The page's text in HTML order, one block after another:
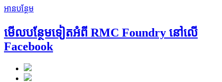
អានបន្ថែម
មើល​បន្ថែមទៀត​អំពី RMC Foundry នៅលើ
Facebook